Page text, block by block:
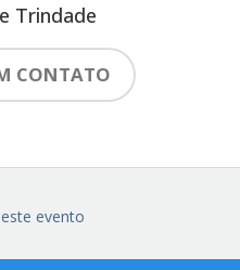
Trindade
CONTATO
evento